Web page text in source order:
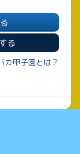
る
カ甲子園とは？